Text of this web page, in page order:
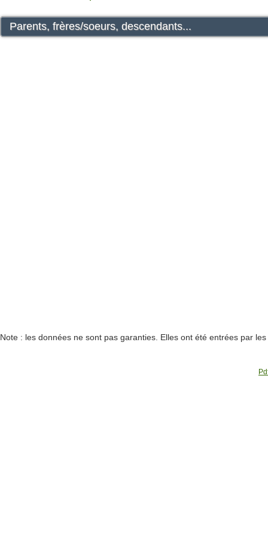
Parents, frères/soeurs, descendants...
Note : les données ne sont pas garanties. Elles ont été entrées par